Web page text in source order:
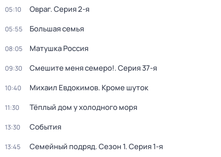
05:10 Овраг. Серия 2-я
05:55 Большая семья
08:05 Матушка Россия
09:30 Смешите меня семеро!. Серия 37-я
10:40 Михаил Евдокимов. Кроме шуток
11:30 Тёплый дом у холодного моря
13:30 События
13:45 Семейный подряд. Сезон 1. Серия 1-я